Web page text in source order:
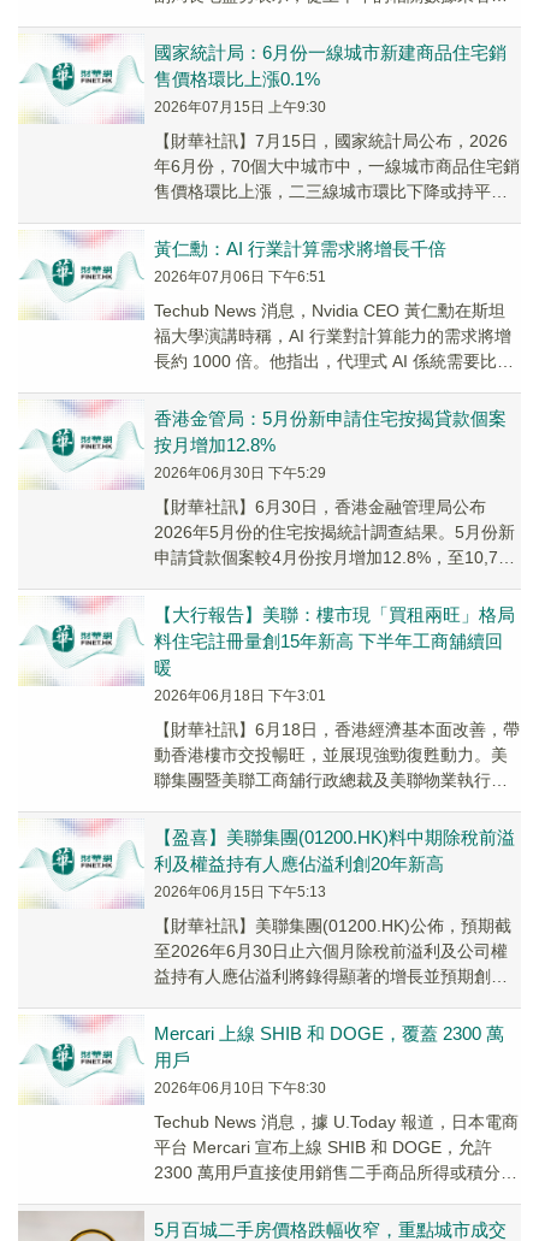
化。...
國家統計局：6月份一線城市新建商品住宅銷
售價格環比上漲0.1%
2026年07月15日 上午9:30
【財華社訊】7月15日，國家統計局公布，2026
年6月份，70個大中城市中，一線城市商品住宅銷
售價格環比上漲，二三線城市環比下降或持平，
品...
黃仁勳：AI 行業計算需求將增長千倍
2026年07月06日 下午6:51
Techub News 消息，Nvidia CEO 黃仁勳在斯坦
福大學演講時稱，AI 行業對計算能力的需求將增
長約 1000 倍。他指出，代理式 AI 係統需要比當
香港金管局：5月份新申請住宅按揭貸款個案
按月增加12.8%
2026年06月30日 下午5:29
【財華社訊】6月30日，香港金融管理局公布
2026年5月份的住宅按揭統計調查結果。5月份新
申請貸款個案較4月份按月增加12.8%，至10,767
【大行報告】美聯：樓市現「買租兩旺」格局
料住宅註冊量創15年新高 下半年工商舖續回
暖
2026年06月18日 下午3:01
【財華社訊】6月18日，香港經濟基本面改善，帶
動香港樓市交投暢旺，並展現強勁復甦動力。美
聯集團暨美聯工商舖行政總裁及美聯物業執行董
是香...
【盈喜】美聯集團(01200.HK)料中期除稅前溢
利及權益持有人應佔溢利創20年新高
2026年06月15日 下午5:13
​​【財華社訊】美聯集團(01200.HK)公佈，預期截
至2026年6月30日止六個月除稅前溢利及公司權
益持有人應佔溢利將錄得顯著的增長並預期創中
Mercari 上線 SHIB 和 DOGE，覆蓋 2300 萬
用戶
2026年06月10日 下午8:30
Techub News 消息，據 U.Today 報道，日本電商
平台 Mercari 宣布上線 SHIB 和 DOGE，允許
2300 萬用戶直接使用銷售二手商品所得或積分購
5月百城二手房價格跌幅收窄，重點城市成交